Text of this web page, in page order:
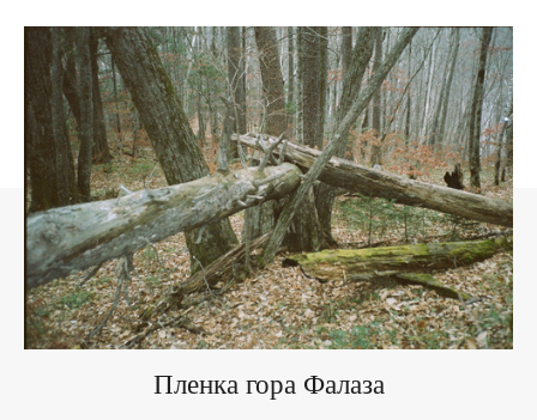
Пленка гора Фалаза